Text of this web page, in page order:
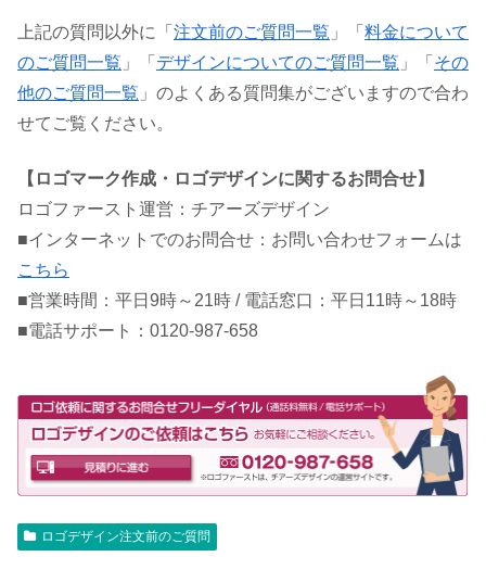
上記の質問以外に「 注文前のご質問一覧 」「 料金について
のご質問一覧 」「 デザインについてのご質問一覧 」「 その
他のご質問一覧 」のよくある質問集がございますので合わ
せてご覧ください。
【ロゴマーク作成・ロゴデザインに関するお問合せ】
ロゴファースト運営：チアーズデザイン
■インターネットでのお問合せ：お問い合わせフォームは
こちら
■営業時間：平日9時～21時 / 電話窓口：平日11時～18時
■電話サポート：0120-987-658
ロゴデザイン注文前のご質問